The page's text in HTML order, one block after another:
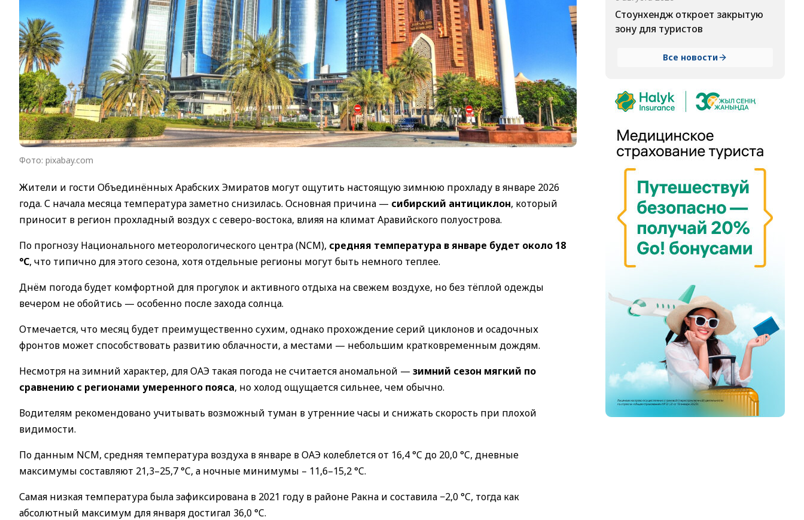
Фото: pixabay.com
Жители и гости Объединённых Арабских Эмиратов могут ощутить настоящую зимнюю прохладу в январе 2026
года. С начала месяца температура заметно снизилась. Основная причина — сибирский антициклон, который
приносит в регион прохладный воздух с северо-востока, влияя на климат Аравийского полуострова.
По прогнозу Национального метеорологического центра (NCM), средняя температура в январе будет около 18
°C, что типично для этого сезона, хотя отдельные регионы могут быть немного теплее.
Днём погода будет комфортной для прогулок и активного отдыха на свежем воздухе, но без тёплой одежды
вечером не обойтись — особенно после захода солнца.
Отмечается, что месяц будет преимущественно сухим, однако прохождение серий циклонов и осадочных
фронтов может способствовать развитию облачности, а местами — небольшим кратковременным дождям.
Несмотря на зимний характер, для ОАЭ такая погода не считается аномальной — зимний сезон мягкий по
сравнению с регионами умеренного пояса, но холод ощущается сильнее, чем обычно.
Водителям рекомендовано учитывать возможный туман в утренние часы и снижать скорость при плохой
видимости.
По данным NCM, средняя температура воздуха в январе в ОАЭ колеблется от 16,4 °C до 20,0 °C, дневные
максимумы составляют 21,3–25,7 °C, а ночные минимумы – 11,6–15,2 °C.
Самая низкая температура была зафиксирована в 2021 году в районе Ракна и составила −2,0 °C, тогда как
абсолютный максимум для января достигал 36,0 °C.
Стоунхендж откроет закрытую
зону для туристов
Все новости